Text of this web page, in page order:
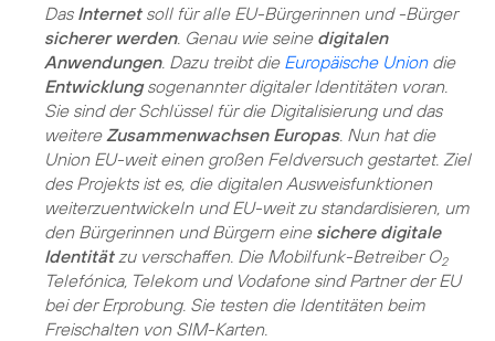
Das Internetsoll für alle EU-Bürgerinnen und -Bürger
sicherer werden. Genau wie seine digitalen
Anwendungen. Dazu treibt die Europäische Uniondie
Entwicklungsogenannter digitaler Identitäten voran.
Sie sind der Schlüssel für die Digitalisierung und das
weitere Zusammenwachsen Europas. Nun hat die
Union EU-weit einen großen Feldversuch gestartet. Ziel
des Projekts ist es, die digitalen Ausweisfunktionen
weiterzuentwickeln und EU-weit zu standardisieren, um
den Bürgerinnen und Bürgern eine sichere digitale
Identitätzu verschaffen. Die Mobilfunk-Betreiber O2
Telefónica, Telekom und Vodafone sind Partner der EU
bei der Erprobung. Sie testen die Identitäten beim
Freischalten von SIM-Karten.